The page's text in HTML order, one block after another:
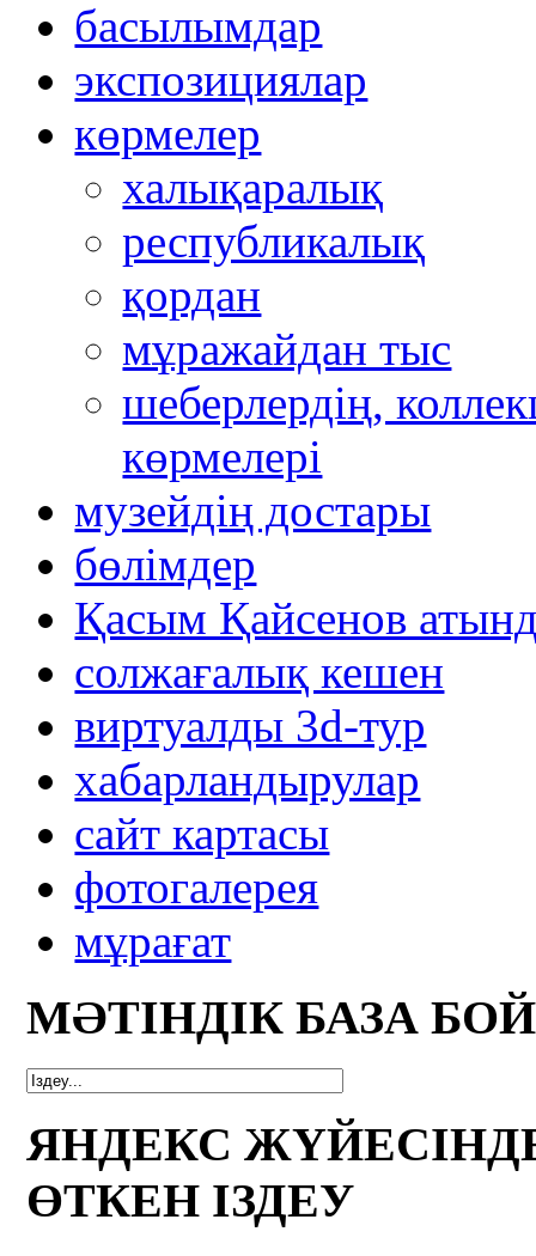
басылымдар
экспозициялар
көрмелер
халықаралық
республикалық
қордан
мұражайдан тыс
шеберлердің,
көрмелері
музейдің достары
бөлімдер
Қасым Қайсенов
солжағалық кешен
виртуалды 3d-тур
xабарландырулар
сайт картасы
фотогалерея
мұрағат
МӘТІНДІК БАЗА
ЯНДЕКС
ӨТКЕН ІЗДЕУ